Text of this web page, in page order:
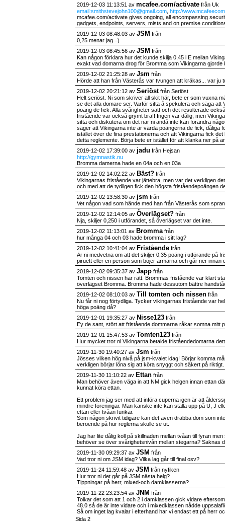
2019-12-03 11:13:51 av mcafee.com/activate från Uk
email:smithstevejohn100@gmail.com http://
mcafee.com/activate gives ongoing, all encompassing
gadgets, endpoints, servers, mists and on premise
2019-12-03 08:48:03 av JSM från
0,25 menar jag =)
2019-12-03 08:45:56 av JSM från
Kan någon förklara hur det kunde skilja 0,45 i E mellan
exakt vad domarna drog för Bromma som Vikingarna gjorde
2019-12-02 21:25:28 av Jsm från
Hörde att han från Västerås var tvungen att kräkas... var ju
2019-12-02 20:21:12 av Seriöstfrån Seriöst
Helt seriöst. Ni som skriver all skit här, bete er som vuxna
se det alla domare ser. Varför sitta å spekulera och säga att
poäng de fick. Alla svårigheter satt och det resulterade
fristående var också grymt bra!! Ingen var dålig, men
sitta och diskutera om det när ni ändå inte kan förändra
säger att Vikingarna inte är värda poängerna de fick, dåliga
istället över de fina prestationerna och att Vikingarna fick
detta reglemente. Börja bete er istället för att klanka ner på
2019-12-02 17:39:00 av jadu från Hejsan
http://gymnastik.nu
Bromma damerna hade en 04a och en 03a
2019-12-02 14:02:22 av Bäst? från
Vikingarnas fristående var jättebra, men var det verkligen
och med att de tydligen fick den högsta friståendepoängen
2019-12-02 13:58:30 av jsm från
Vet någon vad som hände med han från Västerås som
2019-12-02 12:14:05 av Överlägset? från
Nja, skiljer 0,250 i utförandet, så överlägset var det inte.
2019-12-02 11:13:01 av Bromma från
hur många 04 och 03 hade bromma i sitt lag?
2019-12-02 10:41:04 av Fristående från
Är ni medvetna om att det skiljer 0,35 poäng i utförande på
piruett eller en person som böjer armarna och går ner innan
2019-12-02 09:35:37 av Japp från
Tomten och nissen har rätt. Brommas fristående var klart
överlägset Bromma. Bromma hade dessutom bättre
2019-12-02 08:10:03 av Till tomten och nissen från
Nu får ni nog förtydliga. Tycker vikingarnas fristående var
höga poäng då?
2019-12-01 19:35:27 av Nisse123 från
Ey de sant, stört att fristående dommarna råkar somna mitt
2019-12-01 15:47:53 av Tomten123 från
Hur mycket tror ni Vikingarna betalde friståendedomarna
2019-11-30 19:40:27 av Jsm från
Jösses vilken hög nivå på jsm-kvalet idag! Börjar komma
verkligen börjar löna sig att köra snyggt och säkert på riktigt.
2019-11-30 11:10:22 av Ettan från
Man behöver även väga in att NM gick helgen innan ettan
kunnat köra ettan.
Ett problem jag ser med att införa cuperna igen är att
mindre föreningar. Man kanske inte kan ställa upp på U, J
ettan eller tvåan funkar.
Som någon skrivit tidigare kan det även drabba dom som
beroende på hur reglerna skulle se ut.
Jag har lite dålig koll på skillnaden mellan tvåan till fyran
behöver se över svårighetsnivån mellan stegarna? Saknas
2019-11-30 09:29:37 av JSM från
Vad tror ni om JSM idag? Vilka lag går till final osv?
2019-11-24 11:59:48 av JSM från nyfiken
Hur tror ni det går på JSM nästa helg?
Tippningar på herr, mixed-och damklasserna?
2019-11-22 23:23:54 av JNM från
Tolkar det som att 1 och 2 i damklassen gick vidare
48.0 så de är inte vidare och i mixedklassen nådde
Så om inget lag kvalar i efterhand har vi endast ett på herr
Sida 2